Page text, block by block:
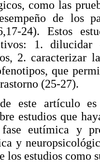
como las
de los
24). Estos
1. dilucidar
2. caracterizar
que
(25-27).
este artículo
estudios que
eutímica y
y
los estudios como